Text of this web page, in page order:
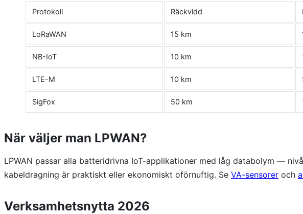
Protokoll Räckvidd
LoRaWAN 15 km
NB-IoT 10 km
LTE-M 10 km
SigFox 50 km
När väljer man LPWAN?
LPWAN passar alla batteridrivna IoT-applikationer med låg databolym —
kabeldragning är praktiskt eller ekonomiskt oförnuftig. Se VA-sensorer och
Verksamhetsnytta 2026